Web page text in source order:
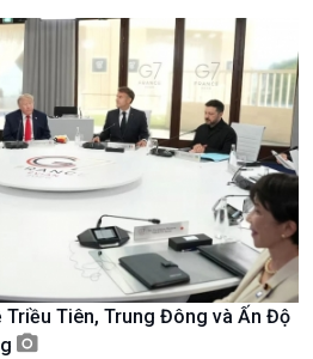
Khoa học & Công nghệ
Tin Khoa học & Công nghệ
Kết nối công nghệ
Sống chung với biến đổi
Triều Tiên, Trung Đông và Ấn Độ